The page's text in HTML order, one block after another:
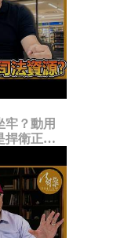
牢？動用
捍衛正義